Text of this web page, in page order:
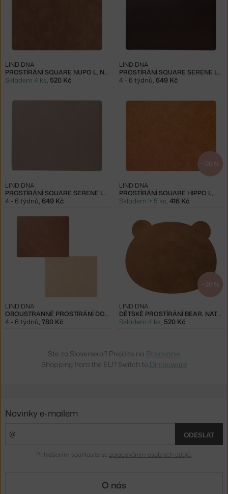
PROSTÍRÁNÍ SQUARE NUPO L, NATURE
LIND DNA
Skladem 4 ks, 520 Kč
PROSTÍRÁNÍ SQUARE SERENE L, HAZEL
LIND DNA
4 - 6 týdnů, 649 Kč
PROSTÍRÁNÍ SQUARE SERENE L, MOLE GREY
LIND DNA
4 - 6 týdnů, 649 Kč
−20 %
PROSTÍRÁNÍ SQUARE HIPPO L, NATURE
LIND DNA
Skladem > 5 ks, 416 Kč
OBOUSTRANNÉ PROSTÍRÁNÍ DOUBLE SQUARE L, BROWN / SAND
LIND DNA
4 - 6 týdnů, 780 Kč
−20 %
DĚTSKÉ PROSTÍRÁNÍ BEAR, NATURE
LIND DNA
Skladem 4 ks, 520 Kč
Ste zo Slovenska? Prejdite na Stolovanie
Shopping from the EU? Switch to Dinnerware
Novinky e-mailem
ODESLAT
Přihlášením souhlasíte se zpracováním osobních údajů
O nás